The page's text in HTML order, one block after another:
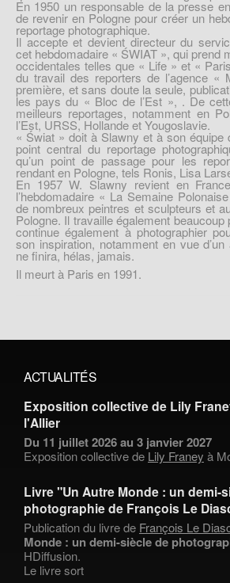
En 1950 un responsable de la presse
de revenir en Pologne pour créer un
reportage photographique.
Il accepte et devient directeur du
cet hebdomadaire « ŚWIAT », qui prend
occidentales telles que « Life » et «
du travail des reporters de l’agence «
première, et sans doute la seule,
les pays du « Bloc de l’Est », . De
meilleurs reportages, notamment en
l’Est, URSS, Hollande et Yougoslavie.
« Świat » doit à Slawny et à son équipe
point central du reportage
qu’un point de passage pour les
rendant en Pologne, tels Ronis, Lisa
En 1957 W. Slawny revient en
l’hebdomadaire « La Semaine
de nombreux peintres et sculpteurs et
Pologne. Il travaille également beaucoup
continue également à photographier
son inspiration, notamment en vue
ne finira, hélas, jamais.
Il meurt à Paris en 1991.
ACTUALITÉS
Exposition collective de Lily
l'Allier
Du 11 juillet 2026 au 3 janvier 2027
Exposition collective de Lily Franey à
Livre "Un Autre Monde : un demi-
photographie de François Le
Publication du livre de François Le
Monde : un demi-siècle de
HDiffusion.
Le livre sort